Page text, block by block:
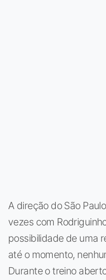
A direção do São
vezes com
possibilidade de uma
até o momento,
Durante o treino